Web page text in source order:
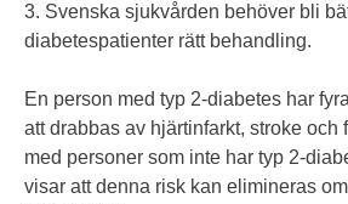
3. Svenska sjukvården behöver bli
diabetespatienter rätt behandling.
En person med typ 2-diabetes har
att drabbas av hjärtinfarkt, stroke och
med personer som inte har typ 2-
visar att denna risk kan elimineras